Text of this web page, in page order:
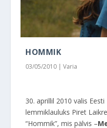
HOMMIK
03/05/2010 |Varia
30. aprillil 2010 valis
lemmiklauluks Piret
“Hommik”, mis pälvis –